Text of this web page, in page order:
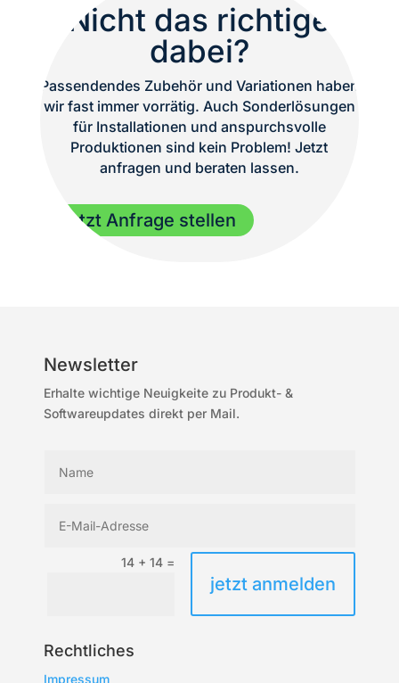
Nicht das richtige
dabei?
Passendendes Zubehör und Variationen haben
wir fast immer vorrätig. Auch Sonderlösungen
für Installationen und anspurchsvolle
Produktionen sind kein Problem! Jetzt
anfragen und beraten lassen.
Jetzt Anfrage stellen
Newsletter
Erhalte wichtige Neuigkeite zu Produkt- &
Softwareupdates direkt per Mail.
14 + 14=
jetzt anmelden
Rechtliches
Impressum